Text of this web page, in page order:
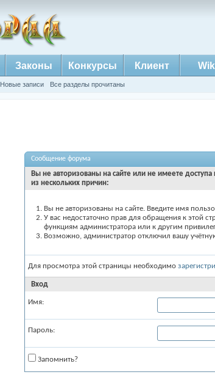
Законы Конкурсы Клиент
Новые записи Все разделы прочитаны
Сообщение форума
Вы не авторизованы на сайте или не имеете
из нескольких причин:
Вы не авторизованы на сайте. Введите имя
У вас недостаточно прав для обращения к этой
функциям администратора или к другим
Возможно, администратор отключил вашу
Для просмотра этой страницы необходимо
Вход
Имя:
Пароль:
Запомнить?